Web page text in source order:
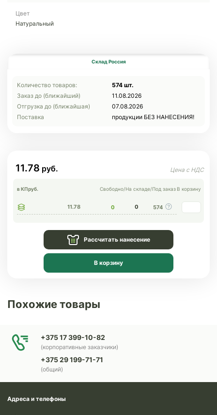
Цвет
Натуральный
Склад Россия
Количество товаров:
574 шт.
Заказ до (ближайший)
11.08.2026
Отгрузка до (ближайшая)
07.08.2026
Поставка
продукции БЕЗ НАНЕСЕНИЯ!
11.78
в КПруб. Свободно/На складе/Под заказ В корзину
11.78 0 0 574
Рассчитать нанесение
В корзину
Похожие товары
+375 17 399-10-82
(корпоративные заказчики)
+375 29 199-71-71
(общий)
Адреса и телефоны